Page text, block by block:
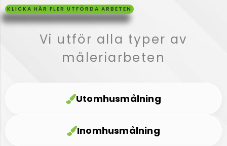
KLICKA HÄR FLER UTFÖRDA ARBETEN
Vi utför alla typer av
måleriarbeten
Utomhusmålning
Inomhusmålning